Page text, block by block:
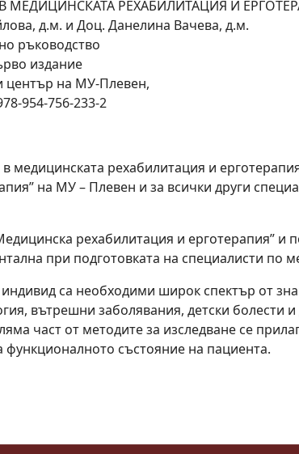
РЕХАБИЛИТАЦИЯ И
д.м. и Доц. Данелина Вачева, д.м.
ръководство
издание
център на МУ-Плевен,
954-756-233-2
рехабилитация и
на МУ – Плевен и за всички други
рехабилитация и ерготерапия” и
при подготовката на специалисти по
са необходими широк спектър от
вътрешни заболявания, детски болести
част от методите за изследване се
функционалното състояние на пациента.